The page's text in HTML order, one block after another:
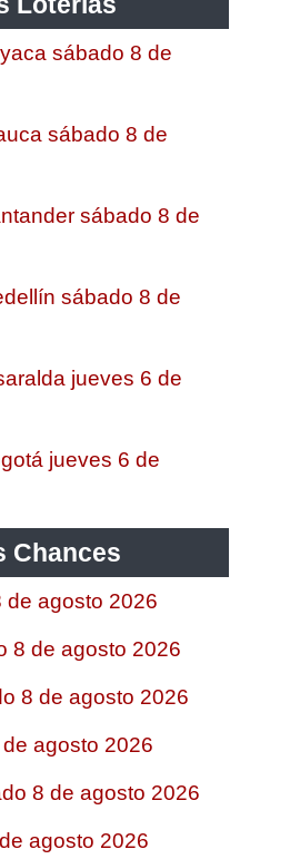
sábado 8 de
sábado 8 de
sábado 8 de
sábado 8 de
jueves 6 de
jueves 6 de
Chances
de agosto 2026
8 de agosto 2026
8 de agosto 2026
agosto 2026
8 de agosto 2026
agosto 2026